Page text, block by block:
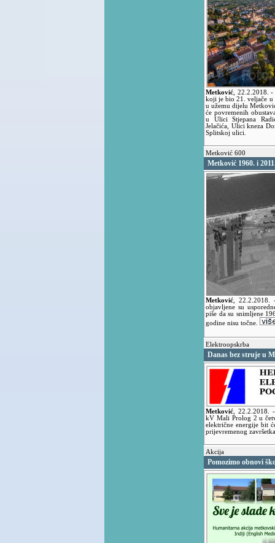
Metković 22.2.2018.-
koji je bio 21. veljače u
u užemu dijelu
će povremenih
u Ulici Stjepana
Jelačića, Ulici kneza
Splitskoj ulici.
Metković 600
Metković 1960. i
Metković ,22.2.2018.
objavljene su
piše da su snimljene
godine nisu točne.
Elektroopskrba
Danas bez struje u
Metković 22.2.2018.
kV Mali Prolog 2 u
električne energije bit
prijevremenog
Akcija
Pomozimo obnovi